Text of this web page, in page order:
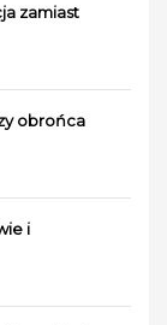
zamiast
obrońca
i